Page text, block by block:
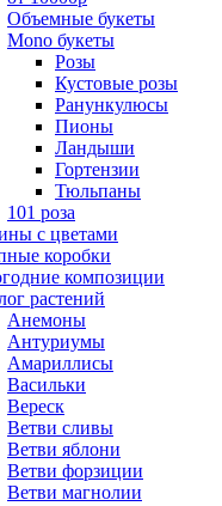
Объемные букеты
Mono букеты
Розы
Кустовые розы
Ранункулюсы
Пионы
Ландыши
Гортензии
Тюльпаны
101 роза
с цветами
коробки
композиции
растений
Анемоны
Антуриумы
Амариллисы
Васильки
Вереск
Ветви сливы
Ветви яблони
Ветви форзиции
Ветви магнолии